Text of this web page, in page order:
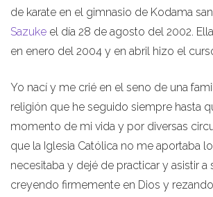
de karate en el gimnasio de Kodama
Sazuke el día 28 de agosto del 2002.
en enero del 2004 y en abril hizo el
Yo nací y me crié en el seno de una
religión que he seguido siempre hasta
momento de mi vida y por diversas
que la Iglesia Católica no me aportaba
necesitaba y dejé de practicar y asistir a
creyendo firmemente en Dios y